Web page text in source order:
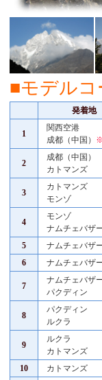
■モデルコ
発着地
1
関西空港
成都（中国）
2
成都（中国）
カトマンズ
3
カトマンズ
モンゾ
4
モンゾ
ナムチェバザ
5
ナムチェバザ
6
ナムチェバザ
7
ナムチェバザ
パクディン
8
パクディン
ルクラ
9
ルクラ
カトマンズ
10
カトマンズ